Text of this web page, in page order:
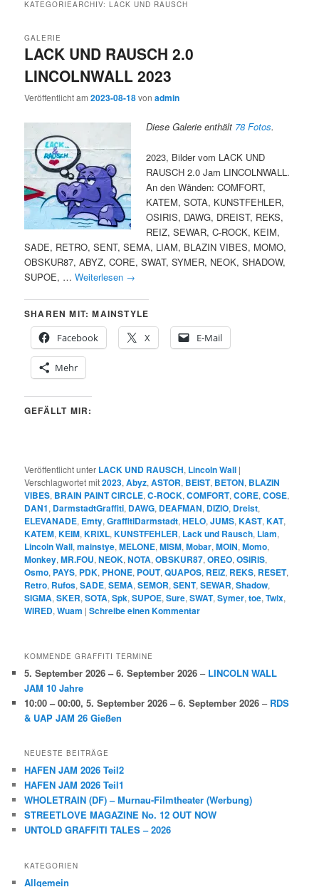
KATEGORIEARCHIV:LACK UND RAUSCH
LACK UND RAUSCH 2.0
LINCOLNWALL 2023
GALERIE
Veröffentlicht am2023-08-18vonadmin
Diese Galerie enthält 78 Fotos.
2023, Bilder vom LACK UND
RAUSCH 2.0 Jam LINCOLNWALL.
An den Wänden: COMFORT,
KATEM, SOTA, KUNSTFEHLER,
OSIRIS, DAWG, DREIST, REKS,
REIZ, SEWAR, C-ROCK, KEIM,
SADE, RETRO, SENT, SEMA, LIAM, BLAZIN VIBES, MOMO,
OBSKUR87, ABYZ, CORE, SWAT, SYMER, NEOK, SHADOW,
SUPOE, …Weiterlesen →
SHAREN MIT: MAINSTYLE
Facebook
X E-Mail
Mehr
GEFÄLLT MIR:
Veröffentlicht unter LACK UND RAUSCH, Lincoln Wall |
Verschlagwortet mit2023,Abyz,ASTOR, BEIST, BETON, BLAZIN
VIBES, BRAIN PAINT CIRCLE,C-ROCK,COMFORT,CORE,COSE,
DAN1, DarmstadtGraffiti, DAWG, DEAFMAN, DIZIO, Dreist,
ELEVANADE, Emty,GraffitiDarmstadt,HELO,JUMS,KAST,KAT,
KATEM,KEIM,KRIXL,KUNSTFEHLER, Lack und Rausch, Liam,
Lincoln Wall,mainstye,MELONE,MISM,Mobar,MOIN,Momo,
Monkey,MR.FOU,NEOK,NOTA,OBSKUR87,OREO,OSIRIS,
Osmo, PAYS, PDK, PHONE, POUT,QUAPOS, REIZ, REKS, RESET,
Retro, Rufos,SADE,SEMA,SEMOR,SENT,SEWAR,Shadow,
SIGMA,SKER,SOTA,Spk,SUPOE,Sure,SWAT,Symer,toe,Twix,
WIRED,Wuam |Schreibe einen Kommentar
KOMMENDE GRAFFITI TERMINE
5. September 2026 – 6. September 2026 – LINCOLN WALL
JAM 10 Jahre
10:00 – 00:00,5. September 2026 – 6. September 2026 – RDS
& UAP JAM 26 Gießen
NEUESTE BEITRÄGE
HAFEN JAM 2026 Teil2
HAFEN JAM 2026 Teil1
WHOLETRAIN (DF) – Murnau-Filmtheater (Werbung)
STREETLOVE MAGAZINE No. 12 OUT NOW
UNTOLD GRAFFITI TALES – 2026
KATEGORIEN
Allgemein